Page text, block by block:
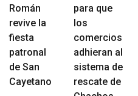
Román
revive la
fiesta
patronal
de San
Cayetano
para que
los
comercios
adhieran al
sistema de
rescate de